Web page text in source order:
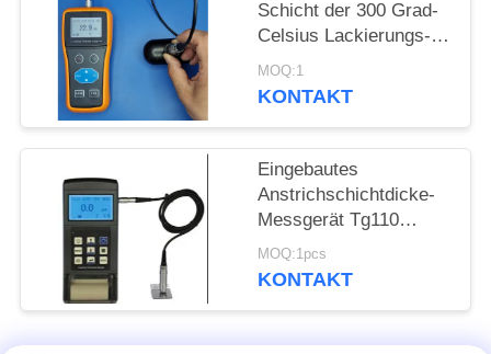
Schicht der 300 Grad-
Celsius Lackierungs-
Stärke-Messgerät-
hohen Temperatur
MOQ:1
KONTAKT
Eingebautes
Anstrichschichtdicke-
Messgerät Tg110
Drucker-Dry Film
Paints Elcometer
MOQ:1pcs
KONTAKT